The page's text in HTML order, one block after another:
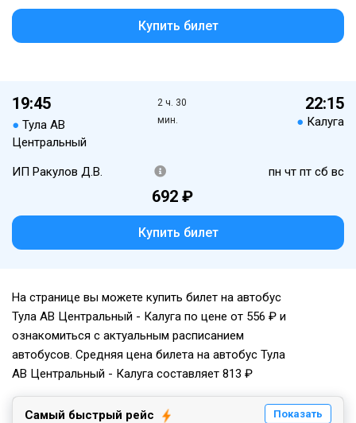
Купить билет
19:45
● Тула АВ
Центральный
2 ч. 30
мин.
22:15
● Калуга
ИП Ракулов Д.В. пн чт пт сб вс
692 ₽
Купить билет
На странице вы можете купить билет на автобус
Тула АВ Центральный - Калуга по цене от 556 ₽ и
ознакомиться с актуальным расписанием
автобусов. Средняя цена билета на автобус Тула
АВ Центральный - Калуга составляет 813 ₽
Самый быстрый рейс Показать